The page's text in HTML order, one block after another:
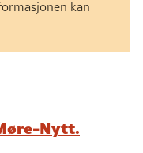
kan
Nytt.